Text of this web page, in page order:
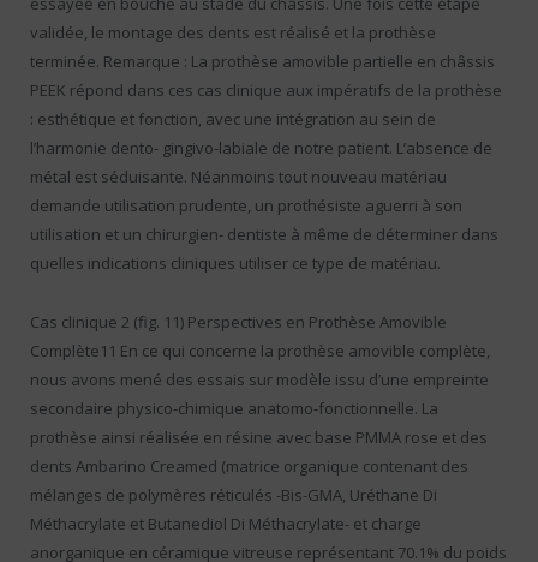
validée, le montage des dents est réalisé et la prothèse
terminée. Remarque : La prothèse amovible partielle en châssis
PEEK répond dans ces cas clinique aux impératifs de la prothèse
: esthétique et fonction, avec une intégration au sein de
l’harmonie dento- gingivo-labiale de notre patient. L’absence de
métal est séduisante. Néanmoins tout nouveau matériau
demande utilisation prudente, un prothésiste aguerri à son
utilisation et un chirurgien- dentiste à même de déterminer dans
quelles indications cliniques utiliser ce type de matériau.
Cas clinique 2 (fig. 11) Perspectives en Prothèse Amovible
Complète11 En ce qui concerne la prothèse amovible complète,
nous avons mené des essais sur modèle issu d’une empreinte
secondaire physico-chimique anatomo-fonctionnelle. La
prothèse ainsi réalisée en résine avec base PMMA rose et des
dents Ambarino Creamed (matrice organique contenant des
mélanges de polymères réticulés -Bis-GMA, Uréthane Di
Méthacrylate et Butanediol Di Méthacrylate- et charge
anorganique en céramique vitreuse représentant 70.1% du poids